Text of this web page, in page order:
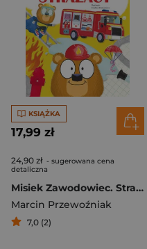
KSIĄŻKA
17,99 zł
24,90 zł - sugerowana cena
detaliczna
Misiek Zawodowiec. Strażacy
Marcin Przewoźniak
7,0 (2)